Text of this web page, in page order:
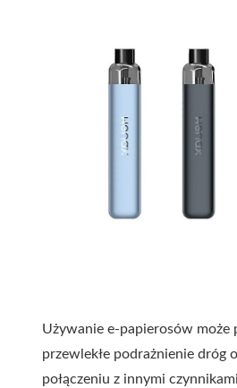
Używanie e-papierosów może
przewlekłe podrażnienie dróg
połączeniu z innymi